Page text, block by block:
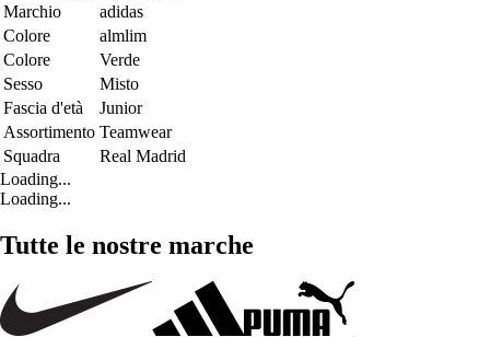
Marchio
adidas
Colore
almlim
Colore
Verde
Sesso
Misto
Fascia d'età
Junior
Assortimento Teamwear
Squadra
Real Madrid
Loading...
Loading...
Tutte le nostre marche